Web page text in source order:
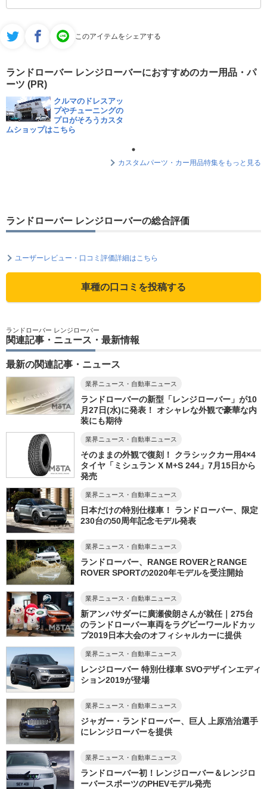
このアイテムをシェアする
ランドローバー レンジローバーにおすすめのカー用品・パ
ーツ (PR)
クルマのドレスアッ
プやチューニングの
プロがそろうカスタ
ムショップはこちら
カスタムパーツ・カー用品特集をもっと見る
ランドローバー レンジローバーの総合評価
ユーザーレビュー・口コミ評価詳細はこちら
車種の口コミを投稿する
ランドローバー レンジローバー
関連記事・ニュース・最新情報
最新の関連記事・ニュース
業界ニュース・自動車ニュース
ランドローバーの新型「レンジローバー」が10
月27日(水)に発表！ オシャレな外観で豪華な内
装にも期待
業界ニュース・自動車ニュース
そのままの外観で復刻！ クラシックカー用4×4
タイヤ「ミシュラン X M+S 244」7月15日から
発売
業界ニュース・自動車ニュース
日本だけの特別仕様車！ ランドローバー、限定
230台の50周年記念モデル発表
業界ニュース・自動車ニュース
ランドローバー、RANGE ROVERとRANGE
ROVER SPORTの2020年モデルを受注開始
業界ニュース・自動車ニュース
新アンバサダーに廣瀬俊朗さんが就任｜275台
のランドローバー車両をラグビーワールドカッ
プ2019日本大会のオフィシャルカーに提供
業界ニュース・自動車ニュース
レンジローバー 特別仕様車 SVOデザインエディ
ション2019が登場
業界ニュース・自動車ニュース
ジャガー・ランドローバー、巨人 上原浩治選手
にレンジローバーを提供
業界ニュース・自動車ニュース
ランドローバー初！レンジローバー＆レンジロ
ーバースポーツのPHEVモデル発売